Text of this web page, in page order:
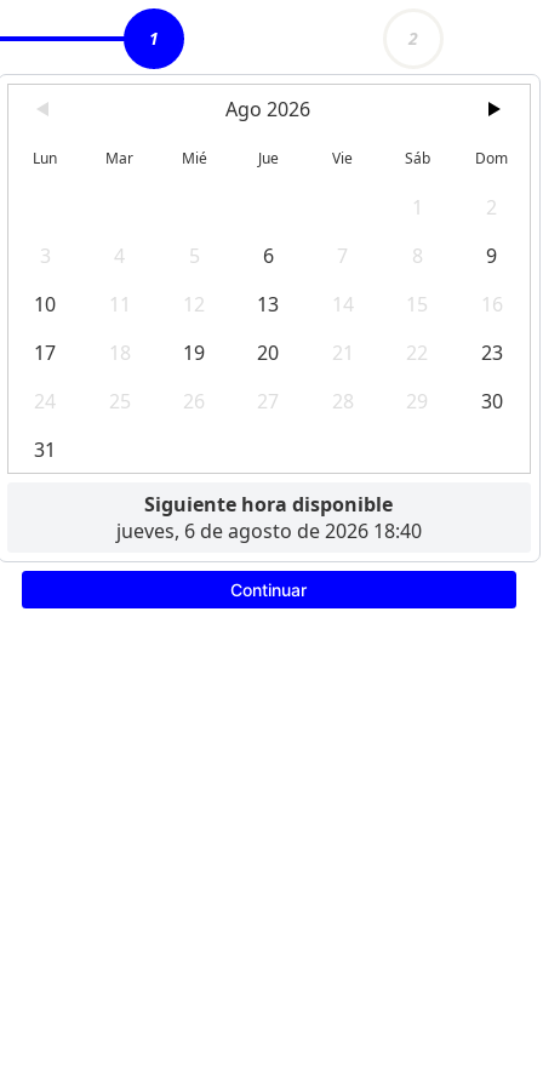
1 2
Ago 2026
Lun Mar Mié Jue Vie Sáb Dom
1
2
3
4 5 6 7 8
9
10
11 12 13 14 15
16
17
18 19 20 21 22
23
24
25 26 27 28 29
30
31
Siguiente hora disponible
jueves, 6 de agosto de 2026 18:40
Continuar